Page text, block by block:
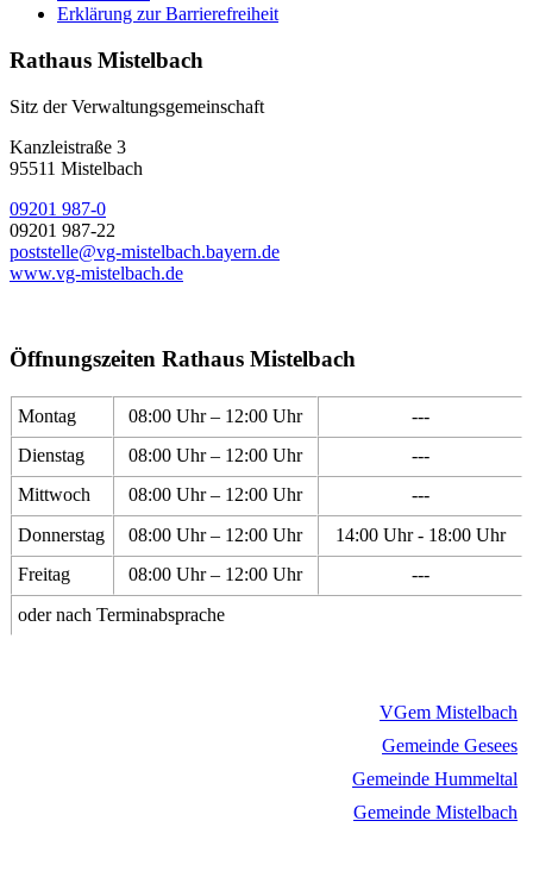
Erklärung zur Barrierefreiheit
Rathaus Mistelbach
Sitz der Verwaltungsgemeinschaft
Kanzleistraße 3
95511 Mistelbach
09201 987-0
09201 987-22
poststelle@vg-mistelbach.bayern.de
www.vg-mistelbach.de
Öffnungszeiten Rathaus Mistelbach
Montag 08:00 Uhr – 12:00 Uhr
---
Dienstag
08:00 Uhr – 12:00 Uhr
---
Mittwoch
08:00 Uhr – 12:00 Uhr
---
Donnerstag
08:00 Uhr – 12:00 Uhr
14:00 Uhr - 18:00 Uhr
Freitag
08:00 Uhr – 12:00 Uhr
---
oder nach Terminabsprache
VGem Mistelbach
Gemeinde Gesees
Gemeinde Hummeltal
Gemeinde Mistelbach